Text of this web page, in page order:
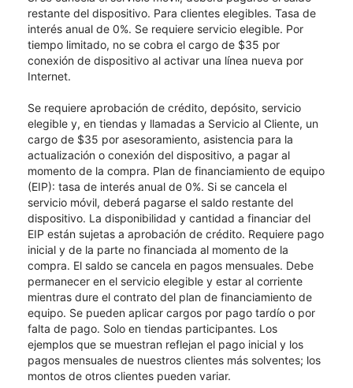
restante del dispositivo. Para clientes elegibles. Tasa de
interés anual de 0%. Se requiere servicio elegible. Por
tiempo limitado, no se cobra el cargo de $35 por
conexión de dispositivo al activar una línea nueva por
Internet.
Se requiere aprobación de crédito, depósito, servicio
elegible y, en tiendas y llamadas a Servicio al Cliente, un
cargo de $35 por asesoramiento, asistencia para la
actualización o conexión del dispositivo, a pagar al
momento de la compra. Plan de financiamiento de equipo
(EIP): tasa de interés anual de 0%. Si se cancela el
servicio móvil, deberá pagarse el saldo restante del
dispositivo. La disponibilidad y cantidad a financiar del
EIP están sujetas a aprobación de crédito. Requiere pago
inicial y de la parte no financiada al momento de la
compra. El saldo se cancela en pagos mensuales. Debe
permanecer en el servicio elegible y estar al corriente
mientras dure el contrato del plan de financiamiento de
equipo. Se pueden aplicar cargos por pago tardío o por
falta de pago. Solo en tiendas participantes. Los
ejemplos que se muestran reflejan el pago inicial y los
pagos mensuales de nuestros clientes más solventes; los
montos de otros clientes pueden variar.